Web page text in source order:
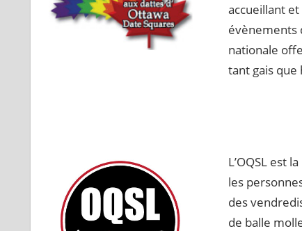
accueillant
évènements
nationale
tant gais
L’OQSL est
les
des
de balle